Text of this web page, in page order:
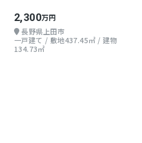
2,300万円
長野県上田市
一戸建て / 敷地437.45㎡ / 建物
134.73㎡